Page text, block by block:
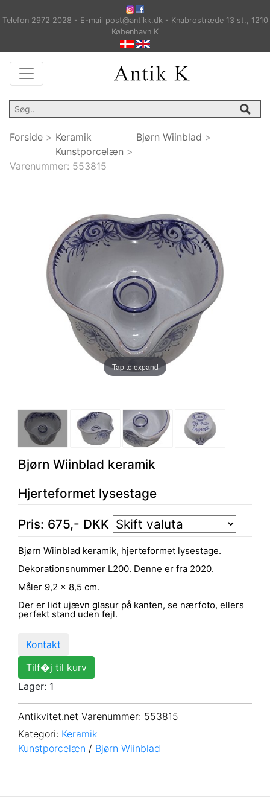
Telefon 2972 2028 - E-mail post@antikk.dk - Knabrostræde 13 st., 1210
København K
Forside > Keramik
Kunstporcelæn >
Bjørn Wiinblad >
Varenummer: 553815
Tap to expand
Bjørn Wiinblad keramik
Hjerteformet lysestage
Pris: 675,- DKK
Bjørn Wiinblad keramik, hjerteformet lysestage.
Dekorationsnummer L200. Denne er fra 2020.
Måler 9,2 x 8,5 cm.
Der er lidt ujævn glasur på kanten, se nærfoto, ellers
perfekt stand uden fejl.
Kontakt
Tilf�j til kurv
Lager: 1
Antikvitet.net Varenummer: 553815
Kategori: Keramik
Kunstporcelæn / Bjørn Wiinblad